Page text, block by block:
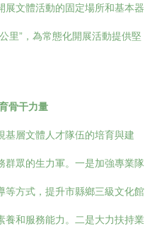
展文體活動的固定場所和基本器
里”，為常態化開展活動提供堅
骨干力量
基層文體人才隊伍的培育與建
群眾的生力軍。一是加強專業隊
等方式，提升市縣鄉三級文化館
養和服務能力。二是大力扶持業